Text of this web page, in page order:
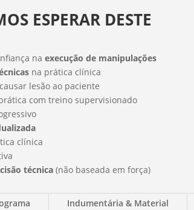
ESPERAR DESTE
naexecução de manipulações
na prática clínica
lesão ao paciente
com treino supervisionado
clínica
técnica (não baseada em força)
Indumentária & Material